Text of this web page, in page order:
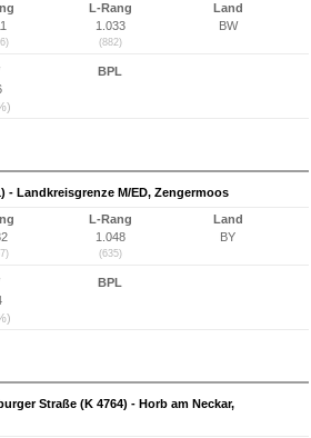
L-Rang
1.033
(882)
Land
BW
BPL
- Landkreisgrenze M/ED, Zengermoos
L-Rang
1.048
(635)
Land
BY
BPL
Straße (K 4764) - Horb am Neckar,